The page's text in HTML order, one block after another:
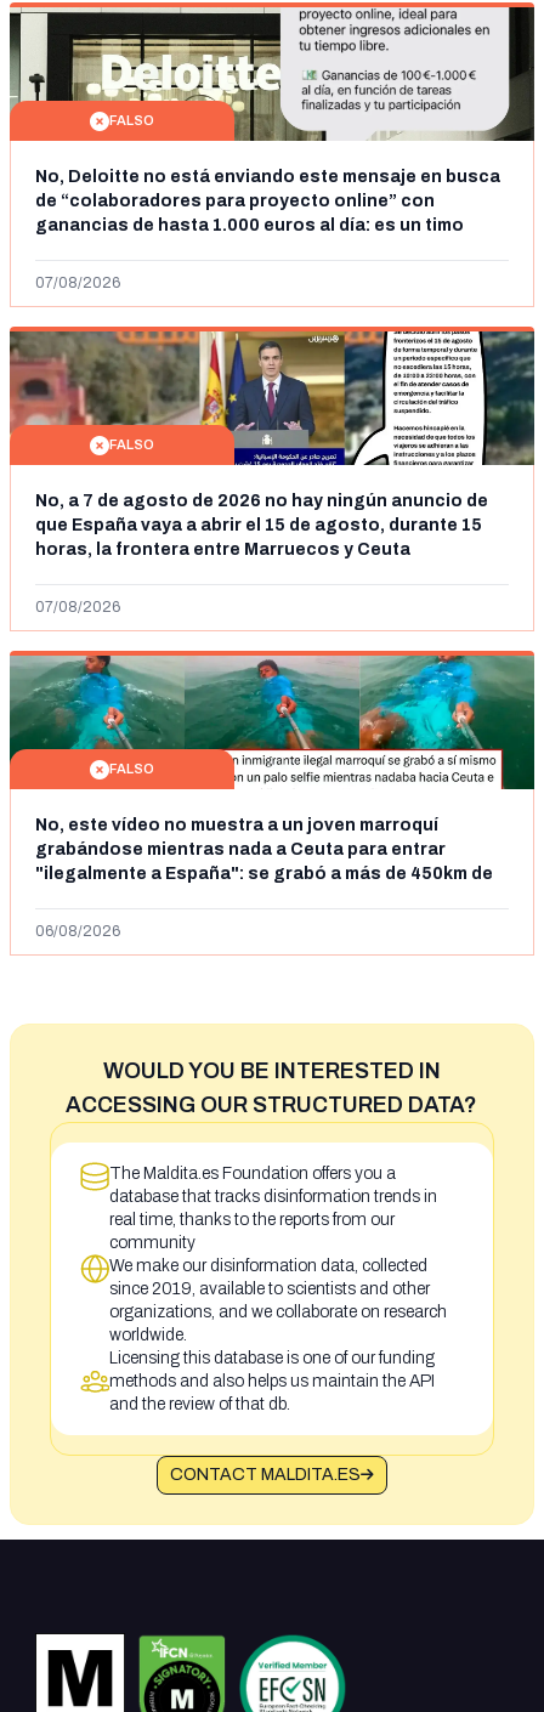
FALSO
No, Deloitte no está enviando este mensaje en busca
de “colaboradores para proyecto online” con
ganancias de hasta 1.000 euros al día: es un timo
07/08/2026
FALSO
No, a 7 de agosto de 2026 no hay ningún anuncio de
que España vaya a abrir el 15 de agosto, durante 15
horas, la frontera entre Marruecos y Ceuta
07/08/2026
FALSO
No, este vídeo no muestra a un joven marroquí
grabándose mientras nada a Ceuta para entrar
"ilegalmente a España": se grabó a más de 450km de
06/08/2026
WOULD YOU BE INTERESTED IN
ACCESSING OUR STRUCTURED DATA?
The Maldita.es Foundation offers you a
database that tracks disinformation trends in
real time, thanks to the reports from our
community
We make our disinformation data, collected
since 2019, available to scientists and other
organizations, and we collaborate on research
worldwide.
Licensing this database is one of our funding
methods and also helps us maintain the API
and the review of that db.
CONTACT MALDITA.ES